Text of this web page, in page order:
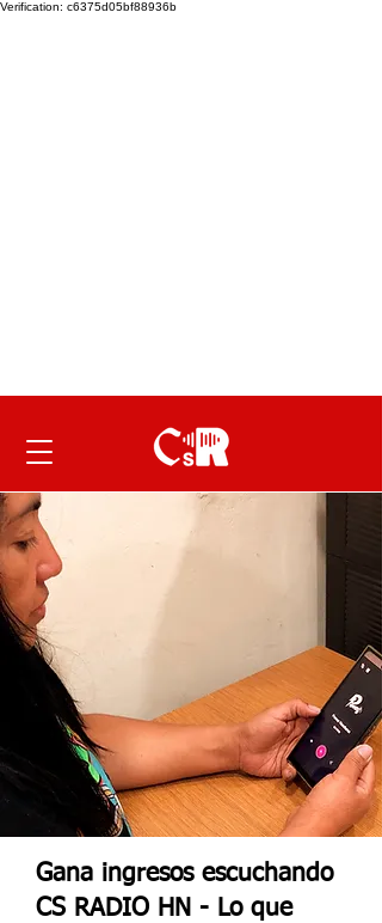
Verification: c6375d05bf88936b
Gana ingresos escuchando
CS RADIO HN - Lo que